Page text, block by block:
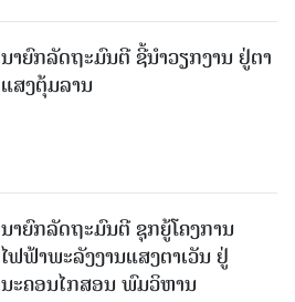
ນາຍົກລັດຖະມົນຕີ ຊີ້ນຳວຽກງານ ຢູ່ຕາ
ແສງຕຸ້ມລານ
ນາຍົກລັດຖະມົນຕີ ຊຸກຍູ້ໂຄງການ
ໄຟຟ້າພະລັງງານແສງຕາເວັນ ຢູ່
ນະຄອນໄກສອນ ພົມວິຫານ